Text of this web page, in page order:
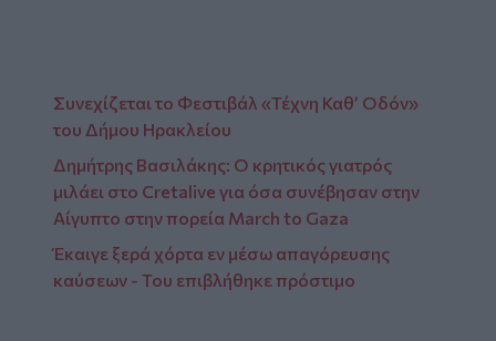
Συνεχίζεται το Φεστιβάλ «Τέχνη Καθ’ Οδόν»
του Δήμου Ηρακλείου
Δημήτρης Βασιλάκης: Ο κρητικός γιατρός
μιλάει στο Cretalive για όσα συνέβησαν στην
Αίγυπτο στην πορεία March to Gaza
Έκαιγε ξερά χόρτα εν μέσω απαγόρευσης
καύσεων - Του επιβλήθηκε πρόστιμο